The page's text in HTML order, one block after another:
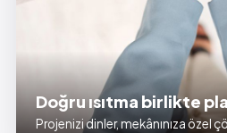
Doğru ısıtma birlikte
Projenizi dinler, mekânınıza özel